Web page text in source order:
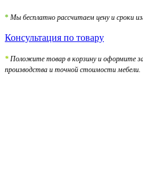
* Мы бесплатно рассчитаем цену и сроки
Консультация по товару
* Положите товар в корзину и оформите
производства и точной стоимости мебели.